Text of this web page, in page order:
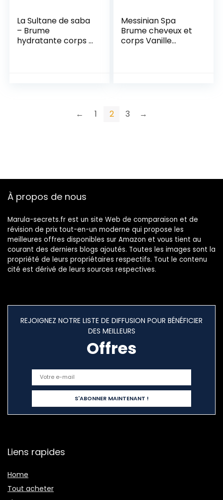
La Sultane de saba
– Brume
hydratante corps –
Messinian Spa
Brume cheveux et
corps Vanille
← 1 2 3 →
À propos de nous
Marula-secrets.fr est un site Web de comparaison et de
révision de prix tout-en-un moderne qui propose les
meilleures offres disponibles sur Amazon et vous tient au
courant des derniers blogs ajoutés. Toutes les images sont la
propriété de leurs propriétaires respectifs. Tout le contenu
cité est dérivé de leurs sources respectives.
REJOIGNEZ NOTRE LISTE DE DIFFUSION POUR BÉNÉFICIER
DES MEILLEURS
Offres
Liens rapides
Home
Tout acheter